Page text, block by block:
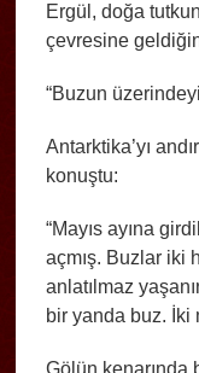
Ergül, doğa
çevresine
“Buzun
Antarktika’yı
konuştu:
“Mayıs ayına
açmış. Buzlar iki
anlatılmaz
bir yanda buz. İki